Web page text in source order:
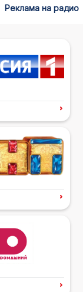
Реклама на радио